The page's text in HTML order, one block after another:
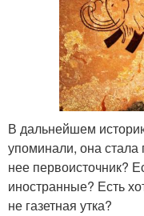
В дальнейшем
упоминали, она стала
нее первоисточник?
иностранные? Есть
не газетная утка?